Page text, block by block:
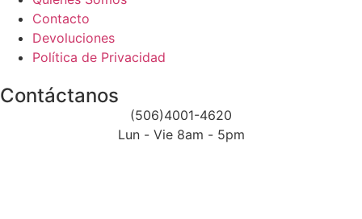
Contacto
Devoluciones
Política de Privacidad
Contáctanos
(506)4001-4620
Lun - Vie 8am - 5pm